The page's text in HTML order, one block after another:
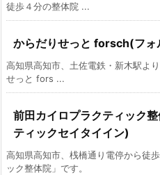
徒歩４分の整体院 ...
からだりせっと forsch(フォ
高知県高知市、土佐電鉄・新木駅よ
せっと fors ...
前田カイロプラクティック
ティックセイタイイン)
高知県高知市、桟橋通り電停から徒
ック整体院」です。